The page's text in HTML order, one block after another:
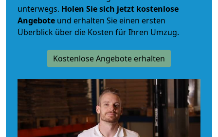
unterwegs. Holen Sie sich jetzt kostenlose
Angebote und erhalten Sie einen ersten
Überblick über die Kosten für Ihren Umzug.
Kostenlose Angebote erhalten